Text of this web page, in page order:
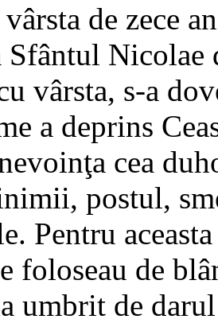
vârsta de zece
Sfântul
vârsta, s-a
a deprins
cea
postul,
Pentru
foloseau de
umbrit de